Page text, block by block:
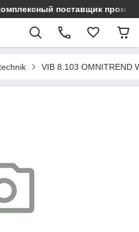
поставщик
VIB 8.103 OMNITREND